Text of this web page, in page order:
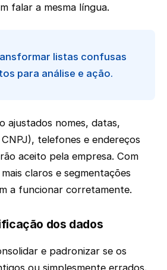
falar a mesma língua.
listas confusas
para análise e ação.
ajustados nomes, datas,
telefones e endereços
aceito pela empresa. Com
claros e segmentações
a funcionar corretamente.
dos dados
e padronizar se os